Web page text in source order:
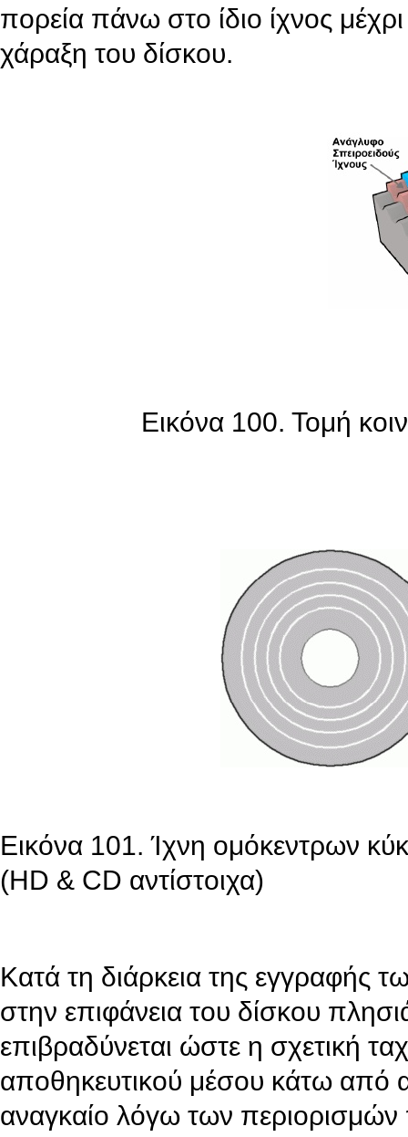
πορεία πάνω στο ίδιο ίχνος
χάραξη του δίσκου.
Εικόνα 100. Τομή
Εικόνα 101. Ίχνη ομόκεντρων
(HD & CD αντίστοιχα)
Κατά τη διάρκεια της εγγραφής
στην επιφάνεια του δίσκου
επιβραδύνεται ώστε η σχετική
αποθηκευτικού μέσου κάτω από
αναγκαίο λόγω των περιορισμών